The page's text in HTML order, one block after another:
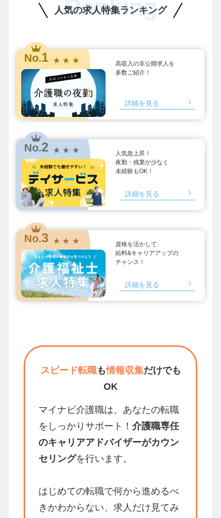
人気の求人特集ランキング
Ranking
No.1 ★ ★ ★
高収入の非公開求人を
多数ご紹介！
詳細を見る
No.2 ★ ★ ★
人気急上昇！
夜勤・残業が少なく
未経験もOK！
詳細を見る
No.3 ★ ★ ★
資格を活かして
給料&キャリアアップの
チャンス！
詳細を見る
スピード転職も情報収集だけでも
OK
マイナビ介護職は、あなたの転職
をしっかりサポート！ 介護職専任
のキャリアアドバイザーがカウン
セリングを行います。
はじめての転職で何から進めるべ
きかわからない、求人だけ見てみ